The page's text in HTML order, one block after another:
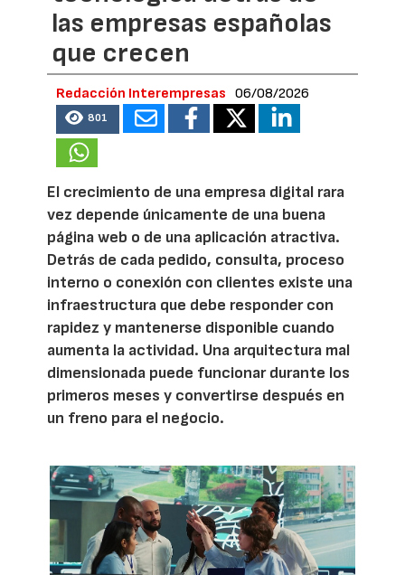
las empresas españolas
que crecen
Redacción Interempresas 06/08/2026
801
El crecimiento de una empresa digital rara
vez depende únicamente de una buena
página web o de una aplicación atractiva.
Detrás de cada pedido, consulta, proceso
interno o conexión con clientes existe una
infraestructura que debe responder con
rapidez y mantenerse disponible cuando
aumenta la actividad. Una arquitectura mal
dimensionada puede funcionar durante los
primeros meses y convertirse después en
un freno para el negocio.